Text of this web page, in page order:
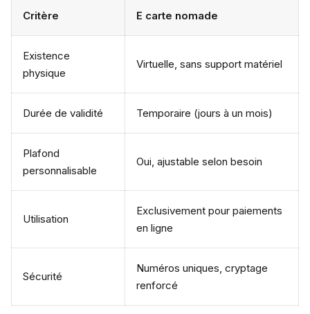
Critère E carte nomade
Existence
physique
Virtuelle, sans support matériel
Durée de validité Temporaire (jours à un mois)
Plafond
personnalisable
Oui, ajustable selon besoin
Utilisation
Exclusivement pour paiements
en ligne
Sécurité
Numéros uniques, cryptage
renforcé